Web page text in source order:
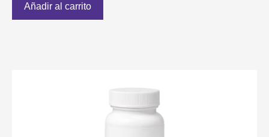
Añadir al carrito